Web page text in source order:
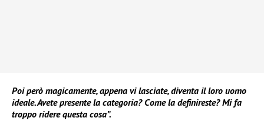
Poi però magicamente, appena vi lasciate, diventa il loro uomo
ideale. Avete presente la categoria? Come la definireste? Mi fa
troppo ridere questa cosa”.